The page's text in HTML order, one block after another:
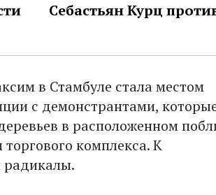
Себастьян Курц
в Стамбуле стала местом
с демонстрантами,
в расположенном
комплекса. К